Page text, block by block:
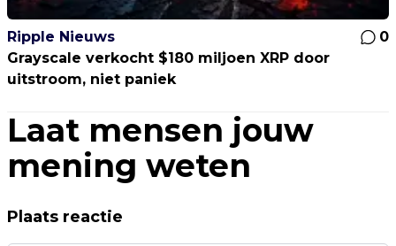
Ripple Nieuws
0
Grayscale verkocht $180 miljoen XRP door
uitstroom, niet paniek
Laat mensen jouw
mening weten
Plaats reactie